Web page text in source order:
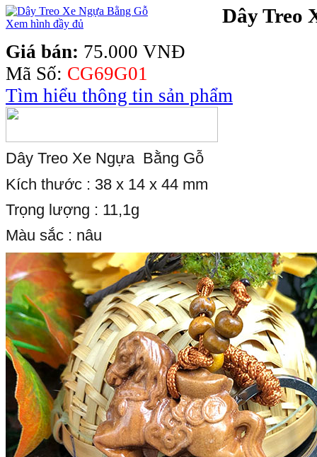
Xem hình đầy đủ Dây Treo
Giá bán: 75.000 VNĐ
Mã Số: CG69G01
Tìm hiểu thông tin sản phẩm
Dây Treo Xe Ngựa Bằng Gỗ
Kích thước : 38 x 14 x 44 mm
Trọng lượng : 11,1g
Màu sắc : nâu